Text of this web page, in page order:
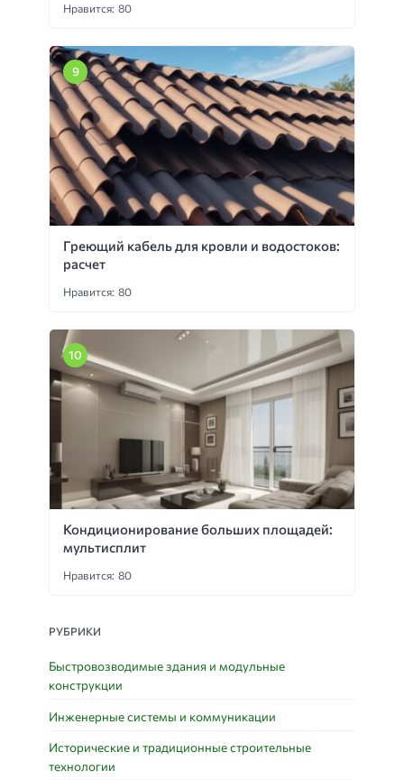
Нравится: 80
Греющий кабель для кровли и водостоков:
расчет
Нравится: 80
Кондиционирование больших площадей:
мультисплит
Нравится: 80
РУБРИКИ
Быстровозводимые здания и модульные
конструкции
Инженерные системы и коммуникации
Исторические и традиционные строительные
технологии